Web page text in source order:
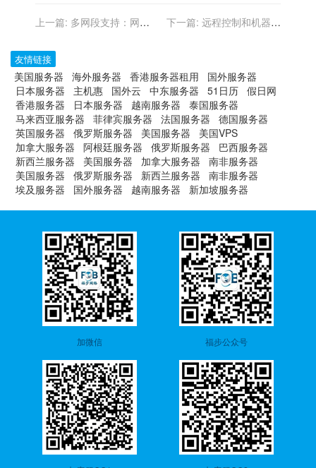
上一篇: 多网段支持：网络
下一篇: 远程控制和机器操
友情链接
美国服务器 海外服务器 香港服务器租用
国外服务器
日本服务器
主机惠 国外云 中东服务器 51日历 假日网
香港服务器
日本服务器 越南服务器
泰国服务器
马来西亚服务器
菲律宾服务器 法国服务器
德国服务器
英国服务器
俄罗斯服务器 美国服务器
美国VPS
加拿大服务器
阿根廷服务器 俄罗斯服务器
巴西服务器
新西兰服务器
美国服务器 加拿大服务器
南非服务器
美国服务器
俄罗斯服务器 新西兰服务器
南非服务器
埃及服务器
国外服务器 越南服务器 新加坡服务器
加微信 福步公众号